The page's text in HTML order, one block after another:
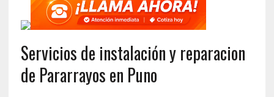
Servicios de instalación y reparacion
de Pararrayos en Puno